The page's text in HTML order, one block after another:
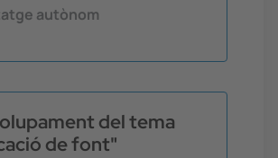
autònom
del tema
de font"